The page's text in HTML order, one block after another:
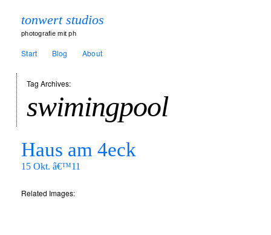
tonwert studios
photografie mit ph
Start Blog About
Tag Archives:
swimingpool
Haus am 4eck
15 Okt. â€™11
Related Images: